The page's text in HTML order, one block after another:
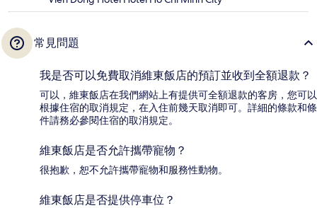
常見問題
我是否可以免費取消維東飯店的預訂並收到全額退款？
可以，維東飯店在我們網站上有提供可全額退款的客房，您可以
根據住宿的取消規定，在入住前幾天取消即可。詳細的條款和條
件請務必參閱住宿的取消規定。
維東飯店是否允許攜帶寵物？
很抱歉，恕不允許攜帶寵物和服務性動物。
維東飯店是否提供停車位？